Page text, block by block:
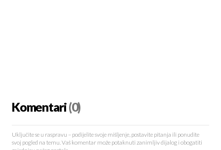
Komentari(0)
Uključite se u raspravu – podijelite svoje mišljenje, postavite pitanja ili ponudite
svoj pogled na temu. Vaš komentar može potaknuti zanimljiv dijalog i obogatiti